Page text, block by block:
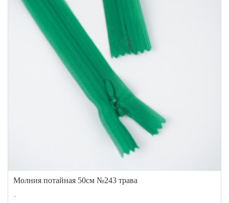
Молния потайная 50см №243 трава
..